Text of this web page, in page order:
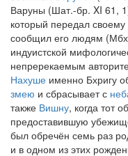
Варуны (Шат.-бр. XI 61,
который передал
сообщил его людям
индуистской
непререкаемым
Нахуше именно Бхригу
змею и сбрасывает с
также Вишну, когда тот
предоставившую
был обречён семь раз
и в одном из этих